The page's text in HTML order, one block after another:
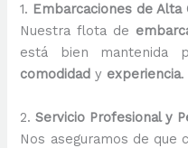
1. Embarcaciones de Alta
Nuestra flota de
está bien mantenida
comodidad y experiencia.
2.Servicio Profesional y
Nos aseguramos de que